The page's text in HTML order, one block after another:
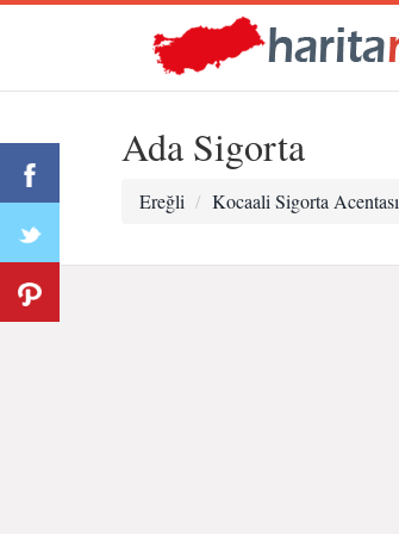
Ada Sigorta
Ereğli Kocaali Sigorta Acentası